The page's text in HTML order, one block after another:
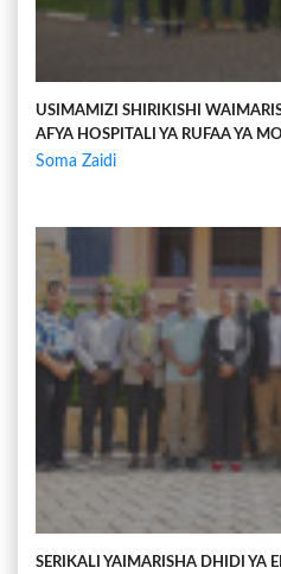
USIMAMIZI SHIRIKISHI
AFYA HOSPITALI YA RUFAA YA
Soma Zaidi
SERIKALI YAIMARISHA DHIDI YA